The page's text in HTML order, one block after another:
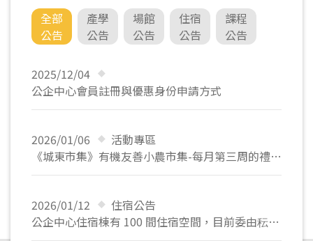
全部
公告
產學
公告
場館
公告
住宿
公告
課程
公告
2025/12/04
公企中心會員註冊與優惠身份申請方式
2026/01/06
活動專區
《城東市集》有機友善小農市集-每月第三周的禮拜六+禮拜日@政大公企中心一樓信義學園廣場
2026/01/12
住宿公告
公企中心住宿棟有 100 間住宿空間，目前委由秐朗旅宿股份有限公司營運，需求住房者得逕洽秐朗為您服務